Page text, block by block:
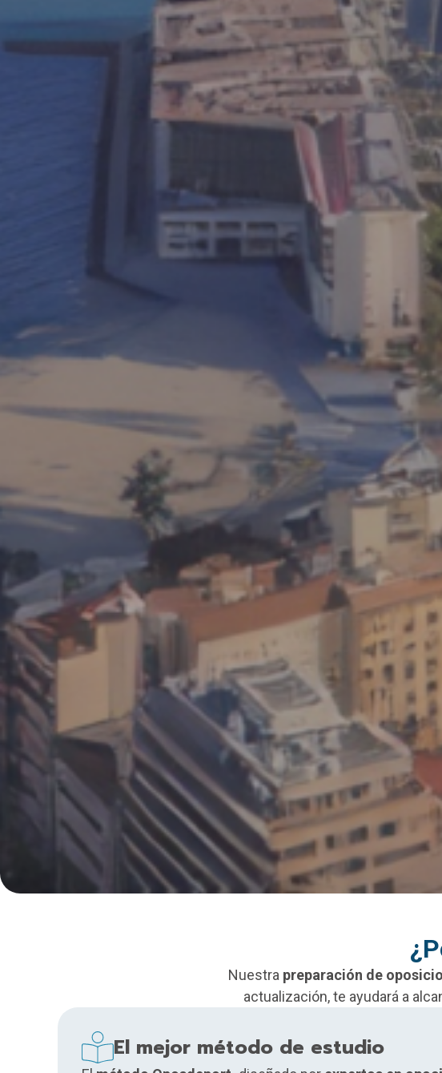
Nuestra preparación de
actualización, te ayudará a
El mejor método de estudio